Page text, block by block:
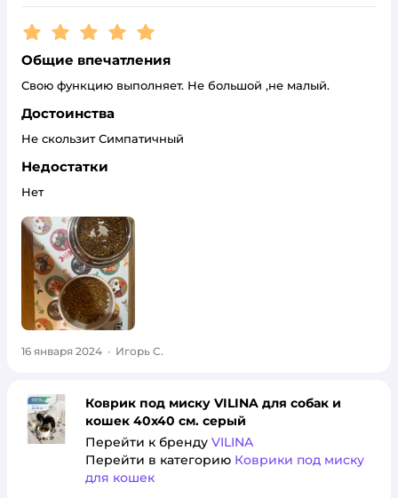
Рейтинг:5
Общие впечатления
Свою функцию выполняет. Не большой ,не малый.
Достоинства
Не скользит Симпатичный
Недостатки
Нет
16 января 2024 · Игорь С.
Коврик под миску VILINA для собак и
кошек 40х40 см. серый
Перейти к бренду VILINA
Перейти в категорию Коврики под миску
для кошек